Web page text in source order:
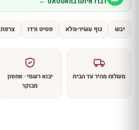
יבש גוף עשיר-מלא פטיט ורדו צרפת
משלוח מהיר עד הבית
יבוא רשמי · אחסון
מבוקר